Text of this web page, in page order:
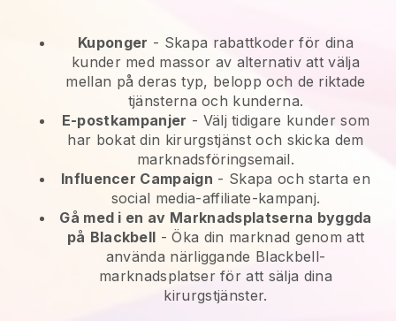
Kuponger - Skapa rabattkoder för dina
kunder med massor av alternativ att välja
mellan på deras typ, belopp och de riktade
tjänsterna och kunderna.
E-postkampanjer - Välj tidigare kunder som
har bokat din kirurgstjänst och skicka dem
marknadsföringsemail.
Influencer Campaign - Skapa och starta en
social media-affiliate-kampanj.
Gå med i en av Marknadsplatserna byggda
på Blackbell -Öka din marknad genom att
använda närliggande Blackbell-
marknadsplatser för att sälja dina
kirurgstjänster.